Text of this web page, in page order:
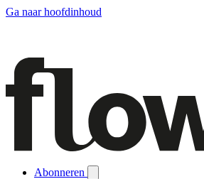
Ga naar hoofdinhoud
Abonneren